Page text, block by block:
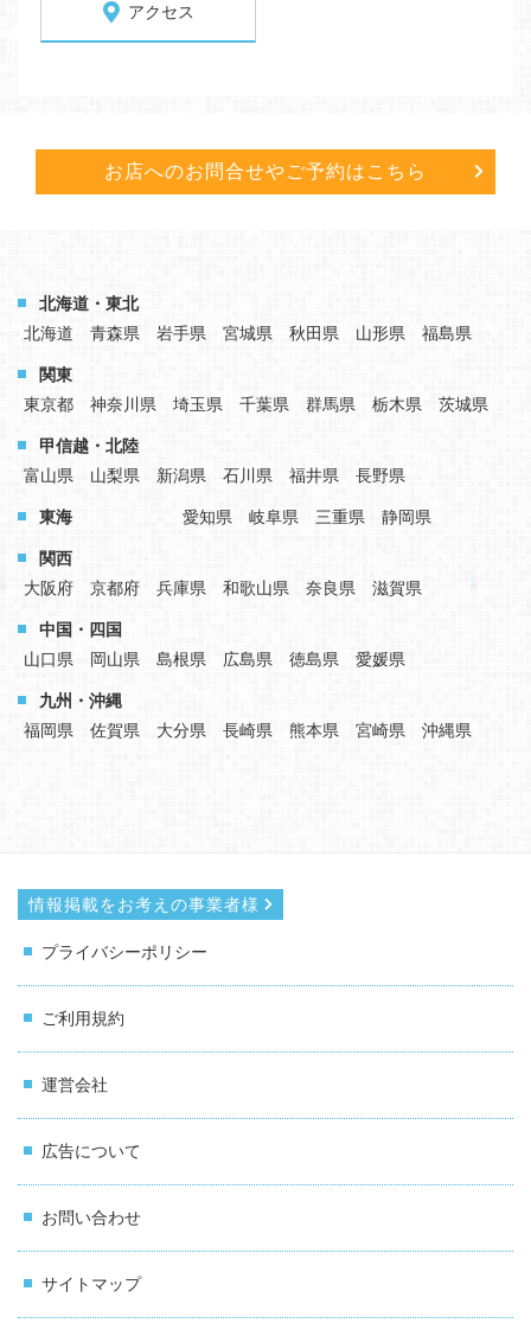
アクセス
お店へのお問合せやご予約はこちら
北海道・東北
北海道
青森県 岩手県 宮城県 秋田県 山形県 福島県
関東
東京都
神奈川県 埼玉県 千葉県 群馬県 栃木県 茨城県
甲信越・北陸
富山県
山梨県 新潟県 石川県 福井県 長野県
東海 愛知県 岐阜県 三重県 静岡県
関西
大阪府
京都府 兵庫県 和歌山県 奈良県 滋賀県
中国・四国
山口県
岡山県 島根県 広島県 徳島県 愛媛県
九州・沖縄
福岡県
佐賀県 大分県 長崎県 熊本県 宮崎県 沖縄県
情報掲載をお考えの事業者様
プライバシーポリシー
ご利用規約
運営会社
広告について
お問い合わせ
サイトマップ